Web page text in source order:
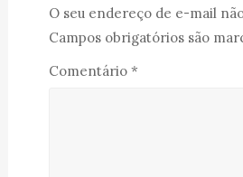
O seu endereço de e-mail
Campos obrigatórios são
Comentário *